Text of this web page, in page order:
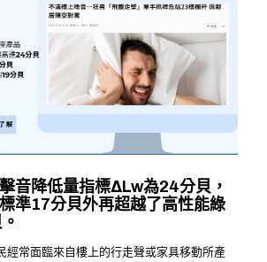
音降低量指標ΔLw為24分貝，
準17分貝外再超越了高性能綠
經常面臨來自樓上的行走聲或家具移動所產